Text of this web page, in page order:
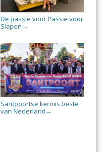
De passie voor Passie voor
Slapen →
Santpoortse kermis beste
van Nederland →